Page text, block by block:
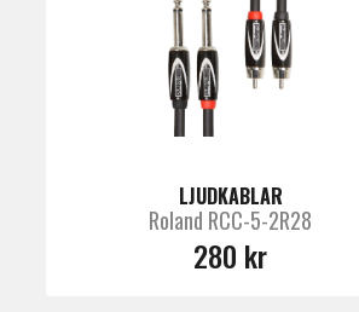
LJUDKABLAR
Roland RCC-5-2R28
280 kr